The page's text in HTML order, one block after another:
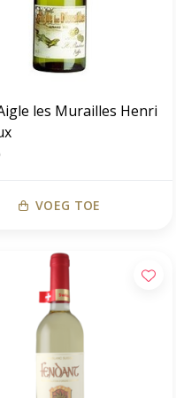
les Murailles Henri
VOEG TOE